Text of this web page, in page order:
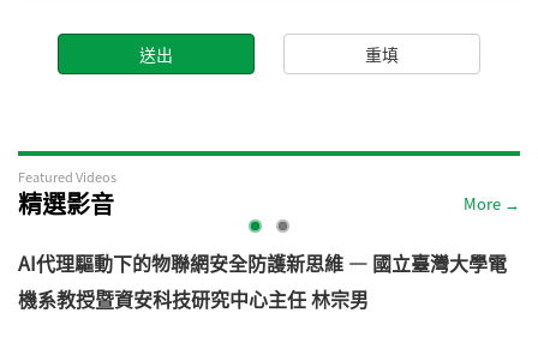
Featured Videos
精選影音 More →
AI代理驅動下的物聯網安全防護新思維 — 國立臺灣大學電
機系教授暨資安科技研究中心主任 林宗男